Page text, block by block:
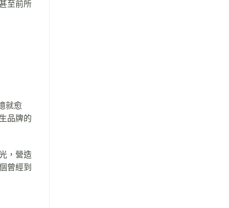
至前所
就愈
品牌的
，營造
曾經到